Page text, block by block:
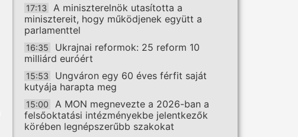
17:13
A miniszterelnök utasította a
minisztereit, hogy működjenek együtt a
parlamenttel
16:35
Ukrajnai reformok: 25 reform 10
milliárd euróért
15:53
Ungváron egy 60 éves férfit saját
kutyája harapta meg
15:00
A MON megnevezte a 2026-ban a
felsőoktatási intézményekbe jelentkezők
körében legnépszerűbb szakokat